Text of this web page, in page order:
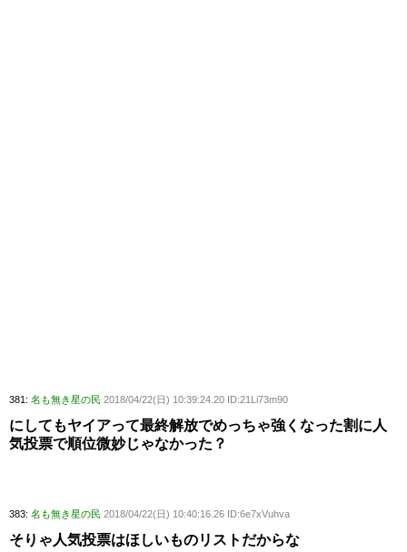
381: 名も無き星の民 2018/04/22(日) 10:39:24.20 ID:21Li73m90
にしてもヤイアって最終解放でめっちゃ強くなった割に人
気投票で順位微妙じゃなかった？
383: 名も無き星の民 2018/04/22(日) 10:40:16.26 ID:6e7xVuhva
そりゃ人気投票はほしいものリストだからな